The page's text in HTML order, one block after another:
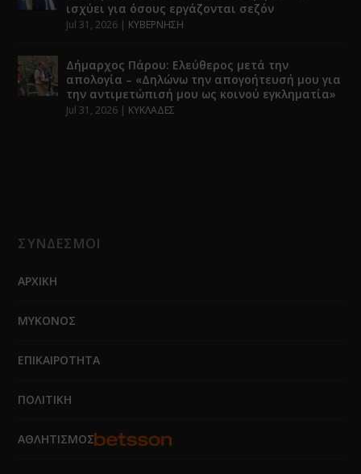
ισχύει για όσους εργάζονται σεζόν
Jul 31, 2026 | ΚΥΒΕΡΝΗΣΗ
Δήμαρχος Πάρου: Ελεύθερος μετά την
απολογία – «Δηλώνω την απογοήτευσή μου για
την αντιμετώπισή μου ως κοινού εγκληματία»
Jul 31, 2026 | ΚΥΚΛΑΔΕΣ
ΣΥΝΔΕΣΜΟΙ
ΑΡΧΙΚΗ
ΜΥΚΟΝΟΣ
ΕΠΙΚΑΙΡΟΤΗΤΑ
ΠΟΛΙΤΙΚΗ
ΑΘΛΗΤΙΣΜΟΣ